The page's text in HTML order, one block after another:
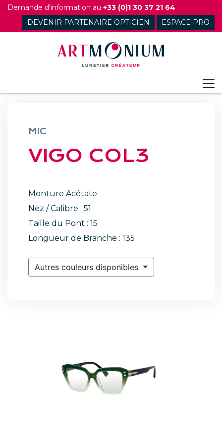
Skip
content
Demande d'information au +33 (0)1 30 37 21 64
DEVENIR PARTENAIRE OPTICIEN
ESPACE PRO
MIC
VIGO COL3
Monture Acétate
Nez / Calibre : 51
Taille du Pont : 15
Longueur de Branche : 135
Autres couleurs disponibles